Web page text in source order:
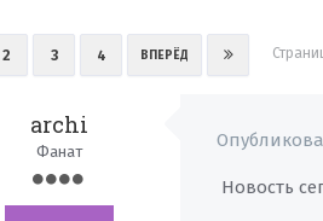
2 3 4 ВПЕРЁД
archi
Фанат
Новость